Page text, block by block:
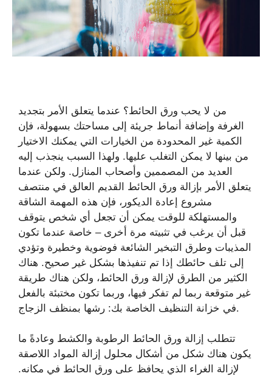
من لا يحب ورق الحائط؟ عندما يتعلق الأمر بتجديد
الغرفة وإضافة أنماط جريئة إلى مساحتك بسهولة، فإن
الكمية غير المحدودة من الخيارات التي يمكنك الاختيار
من بينها لا يمكن التغلب عليها. ولهذا السبب ينجذب إليه
العديد من المصممين وأصحاب المنازل. ولكن عندما
يتعلق الأمر بإزالة ورق الحائط القديم العالق في منتصف
مشروع إعادة الديكور، فإن هذه المهمة الشاقة
والمستهلكة للوقت يمكن أن تجعل أي شخص يتوقف
قبل أن يرغب في تثبيته مرة أخرى – خاصة عندما تكون
المذيبات وطرق التبخير الشائعة فوضوية وخطيرة وتؤدي
إلى تلف حائطك إذا تم تنفيذها بشكل غير صحيح. هناك
الكثير من الطرق لإزالة ورق الحائط، ولكن هناك طريقة
غير متوقعة ربما لم تفكر فيها، وربما تكون مختبئة بالفعل
في خزانة التنظيف الخاصة بك: رشها بمنظف الزجاج.
تتطلب إزالة ورق الحائط الرطوبة والكشط وعادةً ما
يكون هناك شكل من أشكال محلول إزالة المواد اللاصقة
لإزالة الغراء الذي يحافظ على ورق الحائط في مكانه.